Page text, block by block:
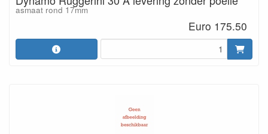
asmaat rond 17mm
Euro 175.50